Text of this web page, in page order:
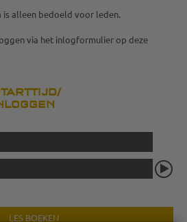
is alleen bedoeld voor leden.
via het inlogformulier op deze
LES BOEKEN